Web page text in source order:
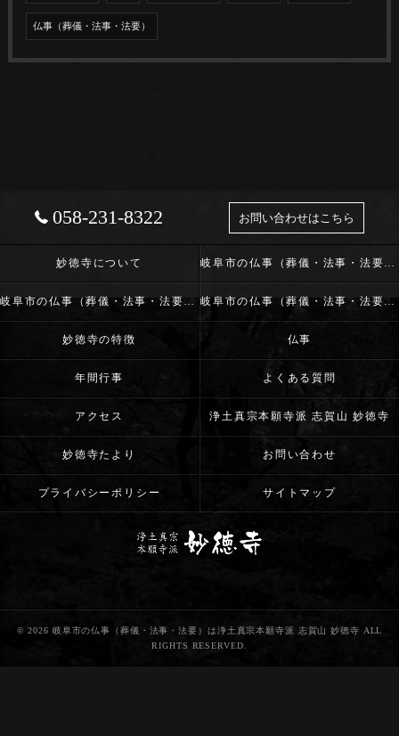
仏事（葬儀・法事・法要）
058-231-8322 お問い合わせはこちら
妙徳寺について 岐阜市の仏事（葬儀・法事・法要）･浄土真宗本願寺派 志賀山 妙徳寺の口コミ情報
岐阜市の仏事（葬儀・法事・法要）･浄土真宗本願寺派 志賀山 妙徳寺の評判 岐阜市の仏事（葬儀・法事・法要）･浄土真宗本願寺派 志賀山 妙徳寺のお客様の声
妙徳寺の特徴 仏事
年間行事 よくある質問
アクセス 浄土真宗本願寺派 志賀山 妙徳寺
妙徳寺たより お問い合わせ
プライバシーポリシー サイトマップ
© 2026 岐阜市の仏事（葬儀・法事・法要）は浄土真宗本願寺派 志賀山 妙徳寺 ALL
RIGHTS RESERVED.